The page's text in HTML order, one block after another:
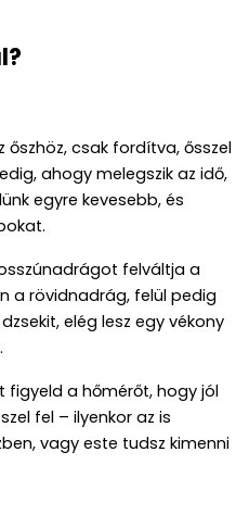
csak fordítva, ősszel
ahogy melegszik az idő,
egyre kevesebb, és
felváltja a
a rövidnadrág, felül pedig
elég lesz egy vékony
figyeld a hőmérőt, hogy jól
fel – ilyenkor az is
vagy este tudsz kimenni